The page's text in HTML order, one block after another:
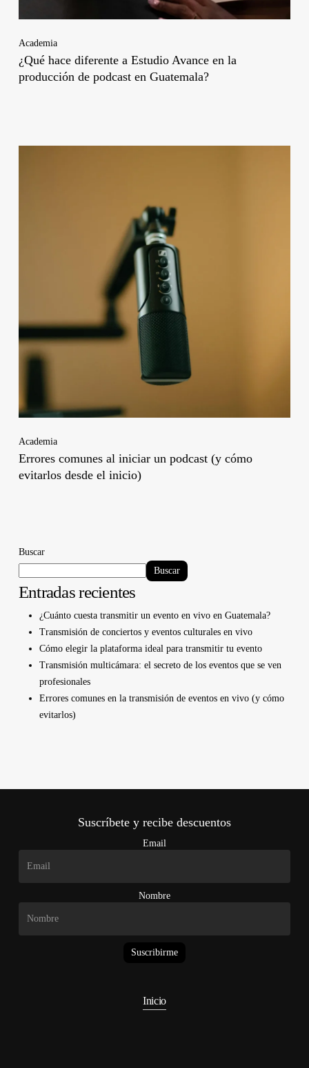
Academia
¿Qué hace diferente a Estudio Avance en la
producción de podcast en Guatemala?
Academia
Errores comunes al iniciar un podcast (y cómo
evitarlos desde el inicio)
Buscar
Buscar
Entradas recientes
¿Cuánto cuesta transmitir un evento en vivo en Guatemala?
Transmisión de conciertos y eventos culturales en vivo
Cómo elegir la plataforma ideal para transmitir tu evento
Transmisión multicámara: el secreto de los eventos que se ven
profesionales
Errores comunes en la transmisión de eventos en vivo (y cómo
evitarlos)
Suscríbete y recibe descuentos
Email
Nombre
Suscribirme
Inicio